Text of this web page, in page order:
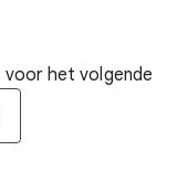
het volgende